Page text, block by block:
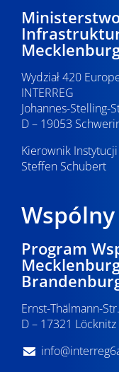
Wydział 420
INTERREG
Johannes-Stelling-
D – 19053
Kierownik
Steffen Schubert
Program
Ernst-Thälmann-
D – 17321 Löcknitz